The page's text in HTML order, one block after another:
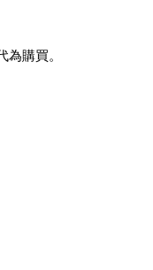
購買。